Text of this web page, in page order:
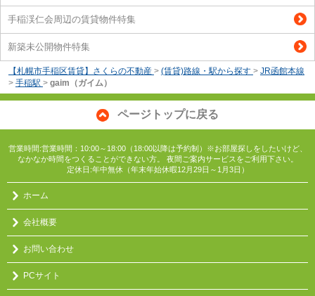
手稲渓仁会周辺の賃貸物件特集
新築未公開物件特集
【札幌市手稲区賃貸】さくらの不動産 > (賃貸)路線・駅から探す > JR函館本線
> 手稲駅 > gaim（ガイム）
ページトップに戻る
営業時間:営業時間：10:00～18:00（18:00以降は予約制）※お部屋探しをしたいけど、
なかなか時間をつくることができない方。 夜間ご案内サービスをご利用下さい。
定休日:年中無休（年末年始休暇12月29日～1月3日）
ホーム
会社概要
お問い合わせ
PCサイト